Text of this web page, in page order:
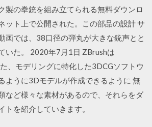
製の拳銃を組み立てられる無料ダウンロ
ット上で公開された。この部品の設計 サ
画では、38口径の弾丸が大きな銃声とと
いた。 2020年7月1日 ZBrushは
、モデリングに特化した3DCGソフトウ
ように3Dモデルが作成できるように 無
など様々な素材があるので、それらをダ
トを紹介していきます。